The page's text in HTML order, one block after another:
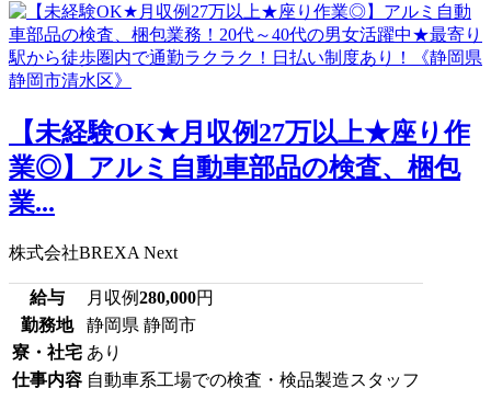
【未経験OK★月収例27万以上★座り作
業◎】アルミ自動車部品の検査、梱包
業...
株式会社BREXA Next
給与 月収例280,000円
勤務地
静岡県 静岡市
寮・社宅 あり
仕事内容 自動車系工場での検査・検品製造スタッフ